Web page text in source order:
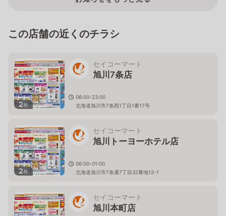
この店舗の近くのチラシ
2枚
セイコーマート
旭川7条店
06:00-23:00
北海道旭川市7条西1丁目1番17号
2枚
セイコーマート
旭川トーヨーホテル店
06:00-01:00
北海道旭川市7条通7丁目32番地12-1
セイコーマート
旭川本町店